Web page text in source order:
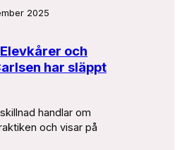
2025
och
har släppt
handlar om
och visar på